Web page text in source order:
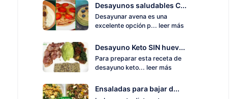
Desayunos saludables C...
Desayunar avena es una
excelente opción p... leer más
Desayuno Keto SIN huev...
Para preparar esta receta de
desayuno keto... leer más
Ensaladas para bajar d...